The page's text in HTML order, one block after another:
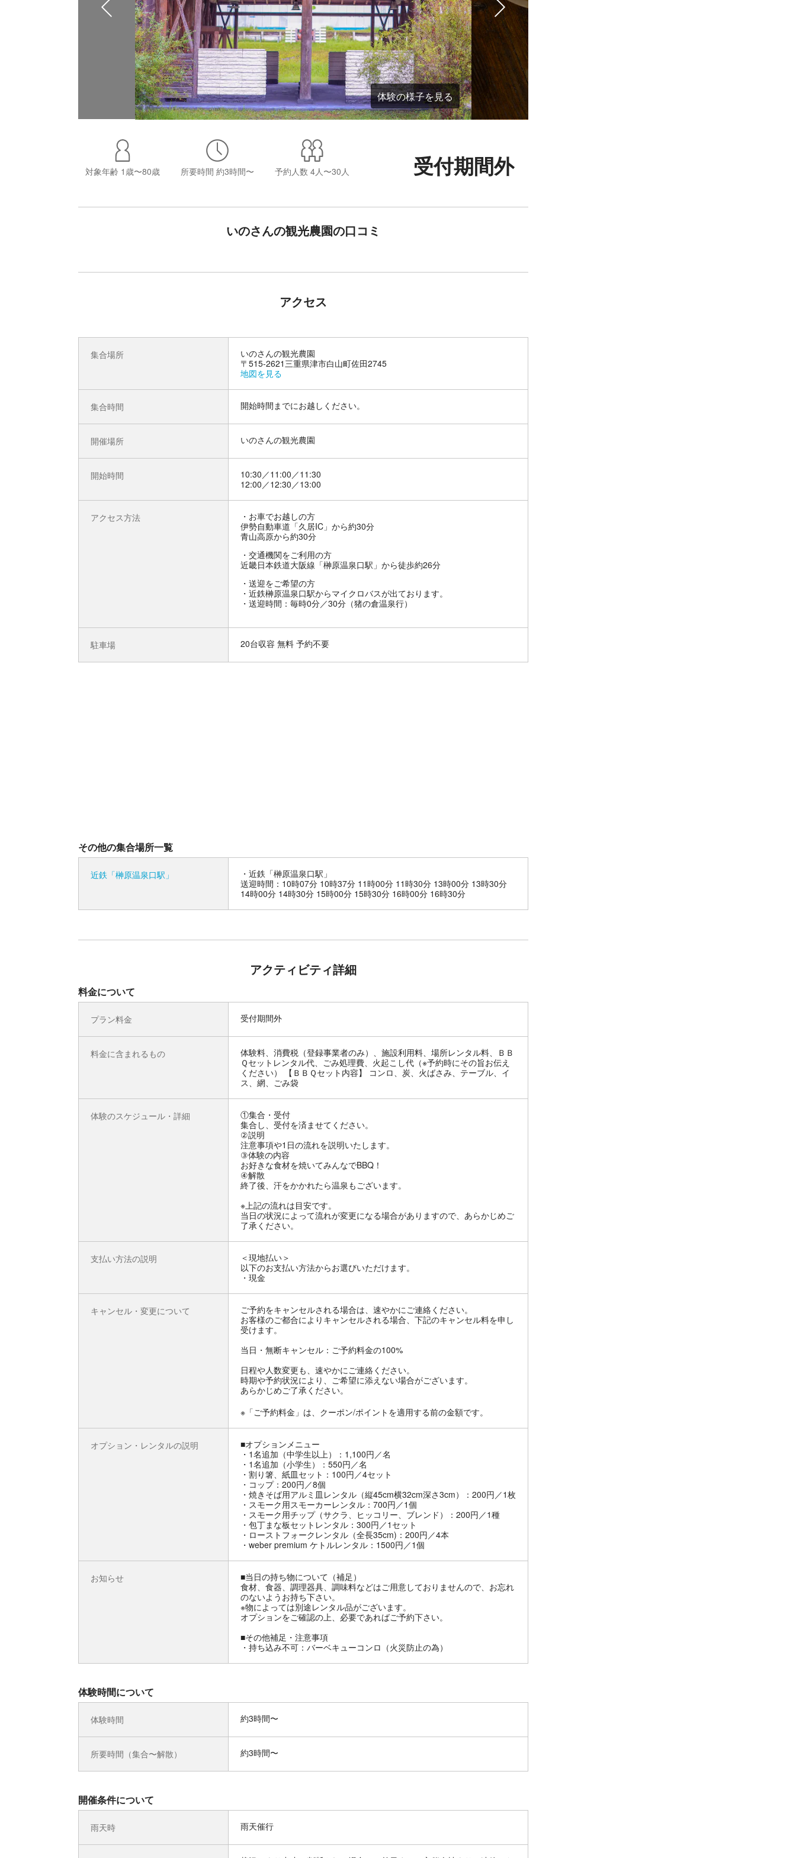
体験の様子を見る
対象年齢 1歳〜80歳 所要時間 約3時間〜 予約人数 4人〜30人 受付期間外
いのさんの観光農園の口コミ
アクセス
集合場所
いのさんの観光農園
〒515-2621三重県津市白山町佐田2745
地図を見る
集合時間 開始時間までにお越しください。
開催場所 いのさんの観光農園
開始時間
10:30／11:00／11:30
12:00／12:30／13:00
アクセス方法
お車でお越しの方
伊勢自動車道「久居IC」から約30分
青山高原から約30分
交通機関をご利用の方
近畿日本鉄道大阪線「榊原温泉口駅」から徒歩約26分
送迎をご希望の方
・近鉄榊原温泉口駅からマイクロバスが出ております。
・送迎時間：毎時0分／30分（猪の倉温泉行）
駐車場 20台収容 無料 予約不要
その他の集合場所一覧
近鉄「榊原温泉口駅」
近鉄「榊原温泉口駅」
送迎時間：10時07分 10時37分 11時00分 11時30分 13時00分 13時30分
14時00分 14時30分 15時00分 15時30分 16時00分 16時30分
アクティビティ詳細
料金について
プラン料金 受付期間外
料金に含まれるもの
体験料、消費税（登録事業者のみ）、施設利用料、場所レンタル料、ＢＢ
Ｑセットレンタル代、ごみ処理費、火起こし代（※予約時にその旨お伝え
ください） 【ＢＢＱセット内容】 コンロ、炭、火ばさみ、テーブル、イ
ス、網、ごみ袋
体験のスケジュール・詳細
①集合・受付
集合し、受付を済ませてください。
②説明
注意事項や1日の流れを説明いたします。
③体験の内容
お好きな食材を焼いてみんなでBBQ！
④解散
終了後、汗をかかれたら温泉もございます。
※上記の流れは目安です。
当日の状況によって流れが変更になる場合がありますので、あらかじめご
了承ください。
支払い方法の説明
＜現地払い＞
以下のお支払い方法からお選びいただけます。
・現金
キャンセル・変更について
ご予約をキャンセルされる場合は、速やかにご連絡ください。
お客様のご都合によりキャンセルされる場合、下記のキャンセル料を申し
受けます。
当日・無断キャンセル：ご予約料金の100%
日程や人数変更も、速やかにご連絡ください。
時期や予約状況により、ご希望に添えない場合がございます。
あらかじめご了承ください。
※「ご予約料金」は、クーポン/ポイントを適用する前の金額です。
オプション・レンタルの説明
■オプションメニュー
・1名追加（中学生以上）：1,100円／名
・1名追加（小学生）：550円／名
・割り箸、紙皿セット：100円／4セット
・コップ：200円／8個
・焼きそば用アルミ皿レンタル（縦45cm横32cm深さ3cm）：200円／1枚
・スモーク用スモーカーレンタル：700円／1個
・スモーク用チップ（サクラ、ヒッコリー、ブレンド）：200円／1種
・包丁まな板セットレンタル：300円／1セット
・ローストフォークレンタル（全長35cm)：200円／4本
・weber premium ケトルレンタル：1500円／1個
お知らせ
■当日の持ち物について（補足）
食材、食器、調理器具、調味料などはご用意しておりませんので、お忘れ
のないようお持ち下さい。
※物によっては別途レンタル品がございます。
オプションをご確認の上、必要であればご予約下さい。
■その他補足・注意事項
・持ち込み不可：バーベキューコンロ（火災防止の為）
体験時間について
体験時間 約3時間〜
所要時間（集合〜解散） 約3時間〜
開催条件について
雨天時 雨天催行